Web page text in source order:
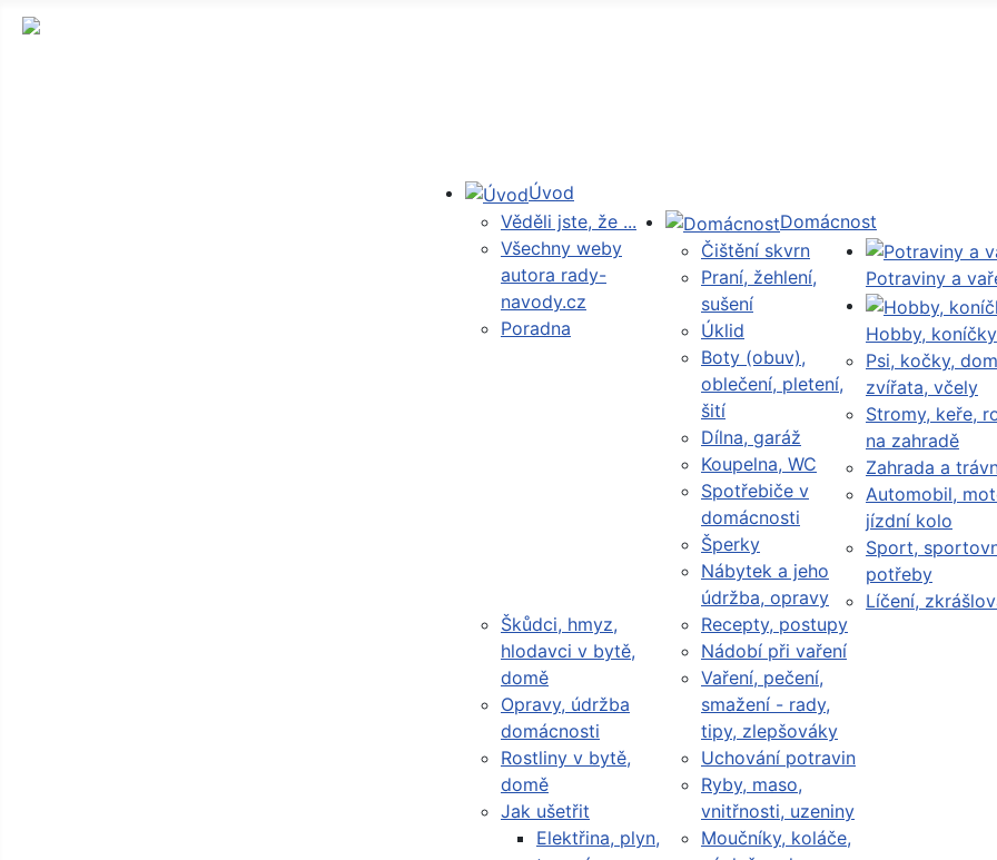
Úvod
Věděli jste, že ...
Všechny weby
autora rady-
navody.cz
Poradna
Domácnost
Čištění skvrn
Praní, žehlení,
sušení
Úklid
Boty (obuv),
oblečení, pletení,
šití
Dílna, garáž
Koupelna, WC
Spotřebiče v
domácnosti
Šperky
Nábytek a jeho
údržba, opravy
Škůdci, hmyz,
hlodavci v bytě,
domě
Opravy, údržba
domácnosti
Rostliny v bytě,
domě
Jak ušetřit
Elektřina, plyn,
Potraviny a
Recepty, postupy
Nádobí při vaření
Vaření, pečení,
smažení - rady,
tipy, zlepšováky
Uchování potravin
Ryby, maso,
vnitřnosti, uzeniny
Moučníky, koláče,
Hobby, koníčky
Psi, kočky,
zvířata, včely
Stromy, keře,
na zahradě
Zahrada a
Automobil,
jízdní kolo
Sport,
potřeby
Líčení,